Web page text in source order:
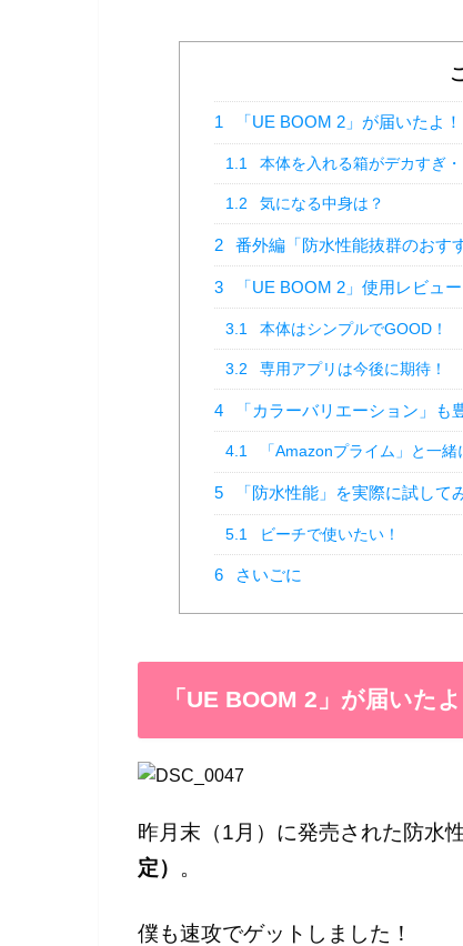
1 「UE BOOM 2」が届いたよ！
1.1 本体を入れる箱がデカすぎ・
1.2 気になる中身は？
2 番外編「防水性能抜群のおす
3 「UE BOOM 2」使用レビュー
3.1 本体はシンプルでGOOD！
3.2 専用アプリは今後に期待！
4 「カラーバリエーション」も
4.1 「Amazonプライム」と一緒
5 「防水性能」を実際に試して
5.1 ビーチで使いたい！
6 さいごに
「UE BOOM 2」が届いたよ
昨月末（1月）に発売された防水
定） 。
僕も速攻でゲットしました！